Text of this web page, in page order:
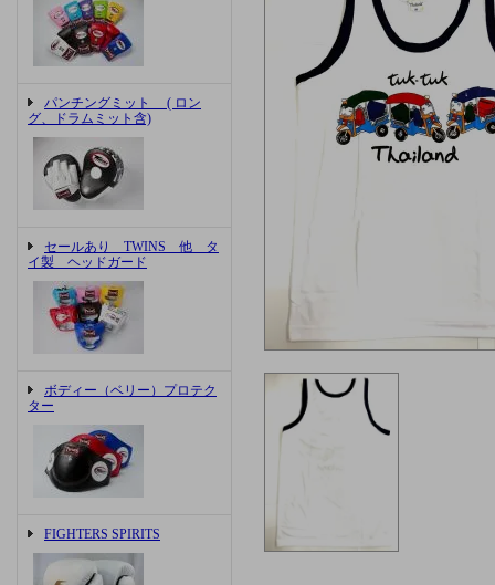
パンチングミット ( ロン
グ、ドラムミット含)
セールあり TWINS 他 タ
イ製 ヘッドガード
ボディー（ベリー）プロテク
ター
FIGHTERS SPIRITS